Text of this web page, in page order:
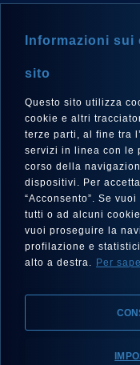
Français
SUIVEZ-NOUS
Mentions Légales,
Informazioni
sito
Questo sito utilizza
cookie e altri
terze parti, al fine tra
servizi in linea con le
corso della
dispositivi. Per
“Acconsento”. Se
tutti o ad alcuni
vuoi proseguire la
profilazione e
alto a destra. Per